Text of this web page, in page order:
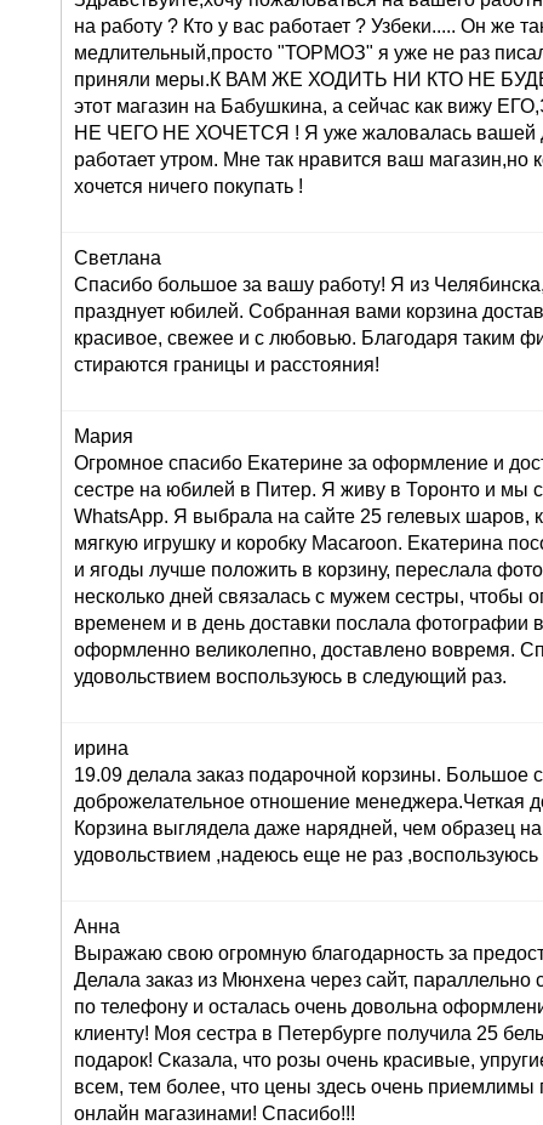
на работу ? Кто у вас работает ? Узбеки..... Он же
медлительный,просто "ТОРМОЗ" я уже не раз
приняли меры.К ВАМ ЖЕ ХОДИТЬ НИ КТО НЕ
этот магазин на Бабушкина, а сейчас как вижу
НЕ ЧЕГО НЕ ХОЧЕТСЯ ! Я уже жаловалась вашей
работает утром. Мне так нравится ваш магазин,но
хочется ничего покупать !
Светлана
Спасибо большое за вашу работу! Я из
празднует юбилей. Собранная вами корзина
красивое, свежее и с любовью. Благодаря таким
стираются границы и расстояния!
Мария
Огромное спасибо Екатерине за оформление и
сестре на юбилей в Питер. Я живу в Торонто и мы
WhatsApp. Я выбрала на сайте 25 гелевых шаров,
мягкую игрушку и коробку Macaroon. Екатерина
и ягоды лучше положить в корзину, переслала
несколько дней связалась с мужем сестры, чтобы
временем и в день доставки послала фотографии
оформленно великолепно, доставлено вовремя.
удовольствием воспользуюсь в следующий раз.
ирина
19.09 делала заказ подарочной корзины. Большое
доброжелательное отношение менеджера.Четкая
Корзина выглядела даже нарядней, чем образец
удовольствием ,надеюсь еще не раз
Анна
Выражаю свою огромную благодарность за
Делала заказ из Мюнхена через сайт, параллельно
по телефону и осталась очень довольна
клиенту! Моя сестра в Петербурге получила 25
подарок! Сказала, что розы очень красивые,
всем, тем более, что цены здесь очень приемлимы
онлайн магазинами! Спасибо!!!